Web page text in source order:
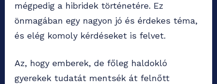
mégpedig a hibridek történetére. Ez
önmagában egy nagyon jó és érdekes téma,
és elég komoly kérdéseket is felvet.
Az, hogy emberek, de főleg haldokló
gyerekek tudatát mentsék át felnőtt